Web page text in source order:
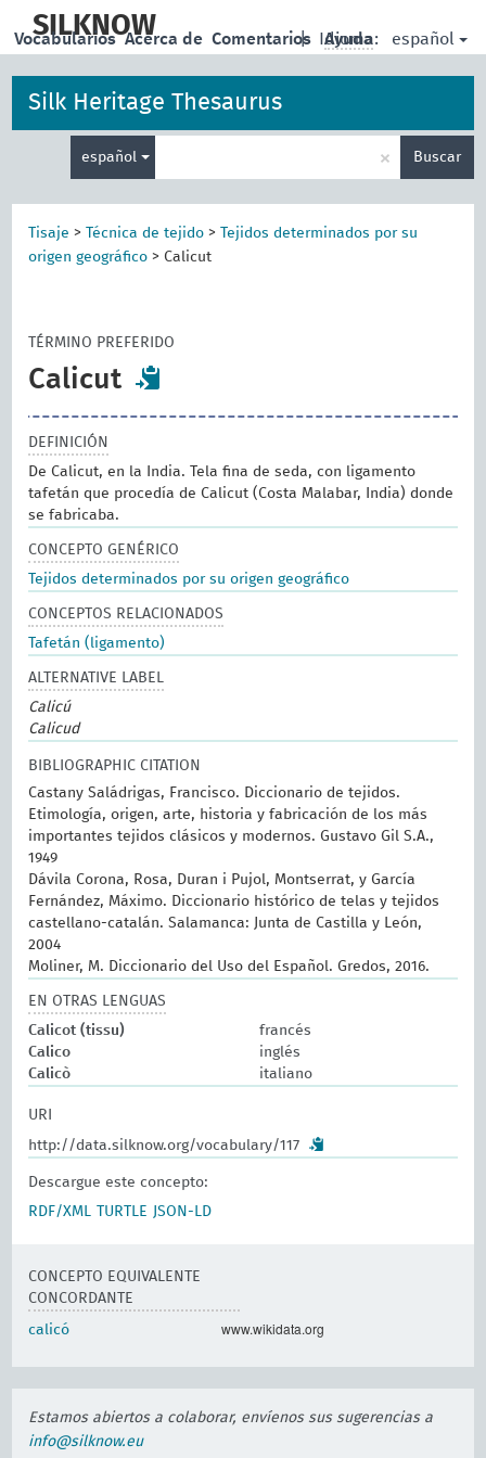
main
SILKNOW | Idioma: español
Vocabularios Acerca de Comentarios Ayuda
Silk Heritage Thesaurus
español × Buscar
Tisaje > Técnica de tejido >
Tejidos determinados por su
origen geográfico > Calicut
TÉRMINO PREFERIDO
Calicut
DEFINICIÓN
De Calicut, en la India. Tela fina de seda, con ligamento
tafetán que procedía de Calicut (Costa Malabar, India) donde
se fabricaba.
CONCEPTO GENÉRICO
Tejidos determinados por su origen geográfico
CONCEPTOS RELACIONADOS
Tafetán (ligamento)
ALTERNATIVE LABEL
Calicú
Calicud
BIBLIOGRAPHIC CITATION
Castany Saládrigas, Francisco. Diccionario de tejidos.
Etimología, origen, arte, historia y fabricación de los más
importantes tejidos clásicos y modernos. Gustavo Gil S.A.,
1949
Dávila Corona, Rosa, Duran i Pujol, Montserrat, y García
Fernández, Máximo. Diccionario histórico de telas y tejidos
castellano-catalán. Salamanca: Junta de Castilla y León,
2004
Moliner, M. Diccionario del Uso del Español. Gredos, 2016.
EN OTRAS LENGUAS
Calicot (tissu)
francés
Calico
inglés
Calicò
italiano
URI
http://data.silknow.org/vocabulary/117
Descargue este concepto:
RDF/XML
TURTLE JSON-LD
CONCEPTO EQUIVALENTE
CONCORDANTE
calicó www.wikidata.org
Estamos abiertos a colaborar, envíenos sus sugerencias a
info@silknow.eu